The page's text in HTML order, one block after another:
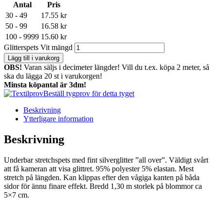
Antal
Pris
30 - 49
17.55 kr
50 - 99
16.58 kr
100 - 9999 15.60 kr
Glitterspets Vit mängd
Lägg till i varukorg
OBS! Varan säljs i decimeter längder! Vill du t.ex. köpa 2 meter, så
ska du lägga 20 st i varukorgen!
Minsta köpantal är 3dm!
Beställ tygprov för detta tyget
Beskrivning
Ytterligare information
Beskrivning
Underbar stretchspets med fint silverglitter ”all over”. Väldigt svårt
att få kameran att visa glittret. 95% polyester 5% elastan. Mest
stretch på längden. Kan klippas efter den vågiga kanten på båda
sidor för ännu finare effekt. Bredd 1,30 m storlek på blommor ca
5×7 cm.